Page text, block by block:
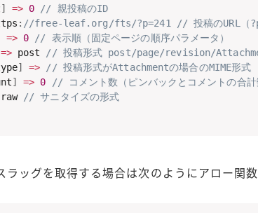
] => 0
// 親投稿のID
: //free-leaf.org/fts/?p=241 // 投稿のURL（?p=
=> 0
// 表示順（固定ページの順序パラメータ）
=> post // 投稿形式 post/page/revision/
] =>
// 投稿形式がAttachmentの場合のMIME形式
] => 0
// コメント数（ピンバックとコメントの合計
raw // サニタイズの形式
ラッグを取得する場合は次のようにアロー関数